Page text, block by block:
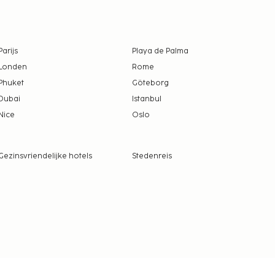
Parijs
Playa de Palma
Londen
Rome
Phuket
Göteborg
Dubai
Istanbul
Nice Oslo
hotels
Stedenreis